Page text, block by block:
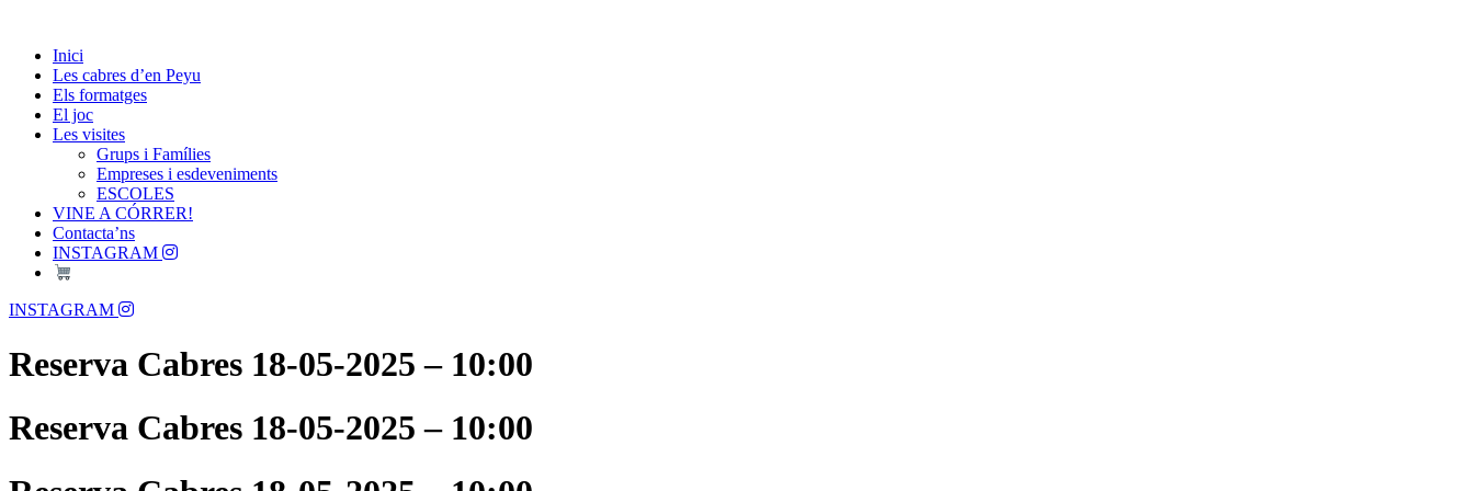
content
Les Cabres d'en Peyu
Inici
Les cabres d’en Peyu
Els formatges
El joc
Les visites
Grups i Famílies
Empreses i esdeveniments
ESCOLES
VINE A CÓRRER!
Contacta’ns
INSTAGRAM
Menu
INSTAGRAM
Reserva Cabres 18-05-2025 – 10:00
Reserva Cabres 18-05-2025 – 10:00